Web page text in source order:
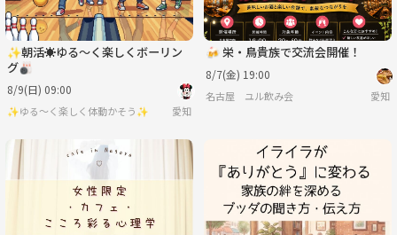
✨朝活☀️ゆる〜く楽しくボーリン
グ🎳
8/9(日) 09:00
✨ゆる〜く楽しく体動かそう✨ 愛知
🍻 栄・鳥貴族で交流会開催！
8/7(金) 19:00
名古屋 ユル飲み会 愛知